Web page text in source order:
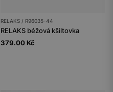
RELAKS / R96035-44
RELAKS béžová kšiltovka
379.00 Kč